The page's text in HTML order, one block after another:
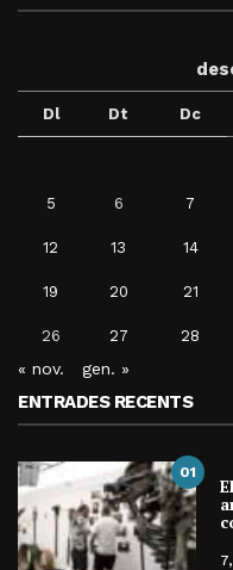
Dl Dt Dc
5 6 7
12 13 14
19 20 21
26 27 28
« nov. gen. »
ENTRADES RECENTS
01